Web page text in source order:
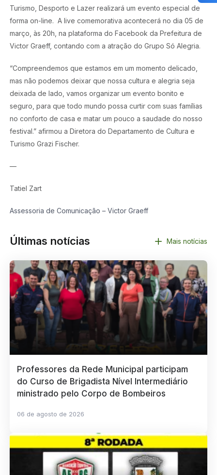
Turismo, Desporto e Lazer realizará um evento especial de
forma on-line. A live comemorativa acontecerá no dia 05 de
março, às 20h, na plataforma do Facebook da Prefeitura de
Victor Graeff, contando com a atração do Grupo Só Alegria.
“Compreendemos que estamos em um momento delicado,
mas não podemos deixar que nossa cultura e alegria seja
deixada de lado, vamos organizar um evento bonito e
seguro, para que todo mundo possa curtir com suas famílias
no conforto de casa e matar um pouco a saudade do nosso
festival.” afirmou a Diretora do Departamento de Cultura e
Turismo Grazi Fischer.
—
Tatiel Zart
Assessoria de Comunicação – Victor Graeff
Últimas notícias Mais notícias
Professores da Rede Municipal participam
do Curso de Brigadista Nível Intermediário
ministrado pelo Corpo de Bombeiros
06 de agosto de 2026